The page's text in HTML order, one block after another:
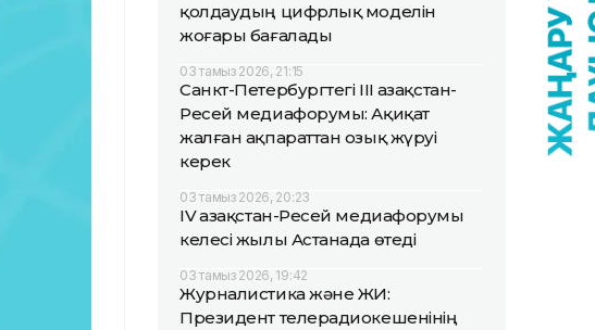
қолдаудың цифрлық моделін
жоғары бағалады
03 тамыз 2026, 21:15
Санкт-Петербургтегі III Қазақстан-
Ресей медиафорумы: Ақиқат
жалған ақпараттан озық жүруі
керек
03 тамыз 2026, 20:23
IV Қазақстан-Ресей медиафорумы
келесі жылы Астанада өтеді
03 тамыз 2026, 19:42
Журналистика және ЖИ:
Президент телерадиокешенінің